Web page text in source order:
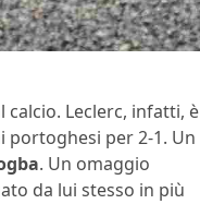
Leclerc, infatti, è
portoghesi per 2-1. Un
. Un omaggio
da lui stesso in più